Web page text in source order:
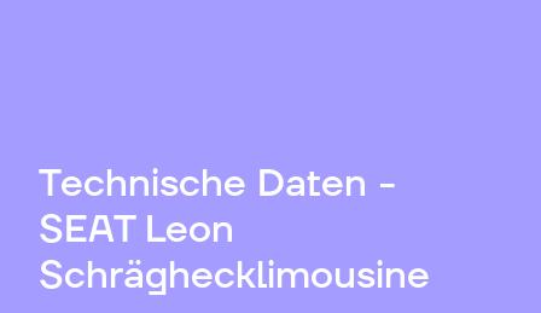
Technische Daten -
SEAT Leon
Schräghecklimousine